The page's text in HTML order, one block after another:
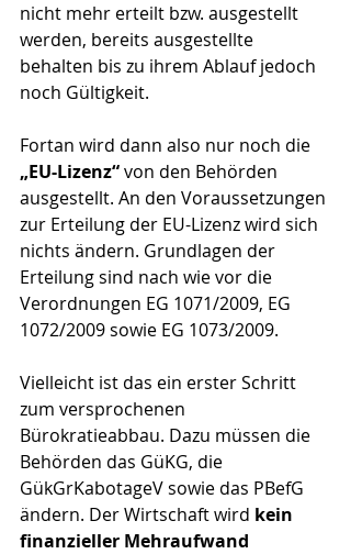
nicht mehr erteilt bzw. ausgestellt
werden, bereits ausgestellte
behalten bis zu ihrem Ablauf jedoch
noch Gültigkeit.
Fortan wird dann also nur noch die
„EU-Lizenz“ von den Behörden
ausgestellt. An den Voraussetzungen
zur Erteilung der EU-Lizenz wird sich
nichts ändern. Grundlagen der
Erteilung sind nach wie vor die
Verordnungen EG 1071/2009, EG
1072/2009 sowie EG 1073/2009.
Vielleicht ist das ein erster Schritt
zum versprochenen
Bürokratieabbau. Dazu müssen die
Behörden das GüKG, die
GükGrKabotageV sowie das PBefG
ändern. Der Wirtschaft wird kein
finanzieller Mehraufwand